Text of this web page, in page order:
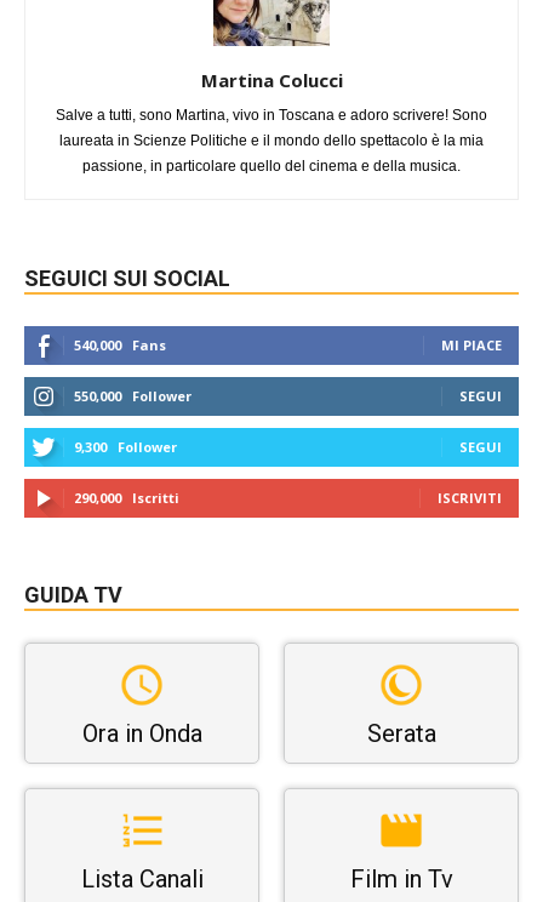
Martina Colucci
Salve a tutti, sono Martina, vivo in Toscana e adoro scrivere! Sono
laureata in Scienze Politiche e il mondo dello spettacolo è la mia
passione, in particolare quello del cinema e della musica.
SEGUICI SUI SOCIAL
540,000 Fans MI PIACE
550,000 Follower SEGUI
9,300 Follower SEGUI
290,000 Iscritti ISCRIVITI
GUIDA TV
Ora in Onda Serata
Lista Canali Film in Tv